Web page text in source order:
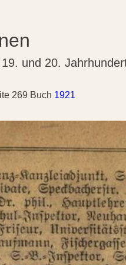
und 20.
269 Buch 1921